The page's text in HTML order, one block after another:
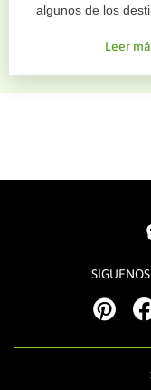
algunos de los
por el Caribe es
navieras, el Caribe
experiencias para
viajeros. Si estás
reservar un
necesitas saber.
Leer
*